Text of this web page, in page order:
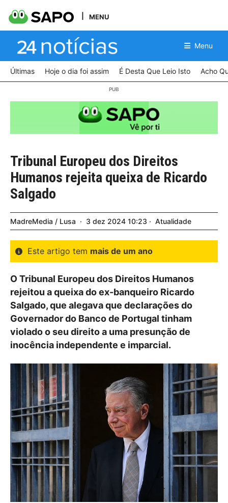
MENU
Menu
Últimas Hoje o dia foi assim É Desta Que Leio Isto Acho
Tribunal Europeu dos Direitos
Humanos rejeita queixa de Ricardo
Salgado
MadreMedia / Lusa 3 dez 2024 10:23 Atualidade
Este artigo tem mais de um ano
O Tribunal Europeu dos Direitos Humanos
rejeitou a queixa do ex-banqueiro Ricardo
Salgado, que alegava que declarações do
Governador do Banco de Portugal tinham
violado o seu direito a uma presunção de
inocência independente e imparcial.